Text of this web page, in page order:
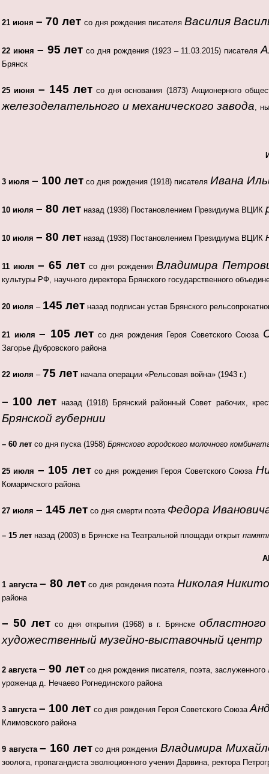
21 июня – 70 лет со дня рождения писателя Василия
22 июня – 95 лет со дня рождения (1923 – 11.03.2015) писателя
Брянск
25 июня – 145 летсо дня основания (1873) Акционерного
железоделательного и механического завода,
3 июля – 100 лет со дня рождения (1918) писателя Ивана
10 июля – 80 лет назад (1938) Постановлением Президиума ВЦИК
10 июля – 80 лет назад (1938) Постановлением Президиума ВЦИК
11 июля – 65 летсо дня рожденияВладимира
культуры РФ, научного директора Брянского государственного
20 июля – 145 лет назад подписан устав Брянского
21 июля – 105 лет со дня рождения Героя Советского Союза
Загорье Дубровского района
22 июля – 75 лет начала операции «Рельсовая война» (1943 г.)
– 100 лет назад (1918) Брянский районный Совет рабочих,
Брянской губернии
– 60 лет со дня пуска (1958) Брянского городского молочного
25 июля – 105 летсо дня рождения Героя Советского Союза
Комаричского района
27 июля – 145 лет со дня смерти поэта Федора
– 15 лет назад (2003) в Брянске на Театральной площади открыт
1 августа– 80 летсо дня рождения поэта Николая
района
– 50 лет со дня открытия (1968) в г. Брянске
художественный музейно-выставочный центр
2 августа– 90 летсо дня рождения писателя, поэта,
уроженца д. Нечаево Рогнединского района
3 августа– 100 лет со дня рождения Героя Советского Союза
Климовского района
9 августа– 160 летсо дня рождения Владимира
зоолога, пропагандиста эволюционного учения Дарвина, ректора